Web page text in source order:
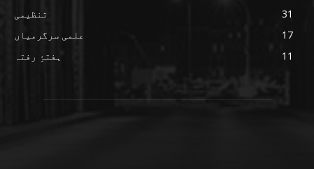
تنظیمی
31
علمی سرگرمیاں
17
ہفتۂِ رفتہ
11